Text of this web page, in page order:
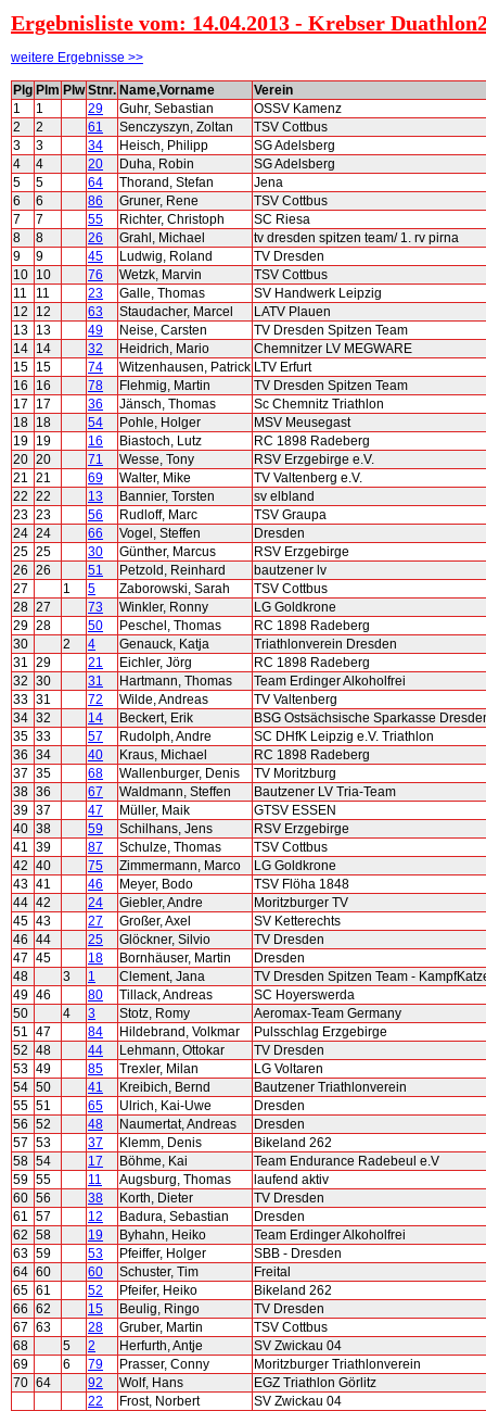
Ergebnisliste vom: 14.04.2013 - Krebser
weitere Ergebnisse >>
Plg Plm Plw Stnr. Name,Vorname
Verein
1
1 29 Guhr, Sebastian
OSSV Kamenz
2
2 61 Senczyszyn, Zoltan
TSV Cottbus
3
3 34 Heisch, Philipp
SG Adelsberg
4
4 20 Duha, Robin
SG Adelsberg
5
5 64 Thorand, Stefan
Jena
6
6 86 Gruner, Rene
TSV Cottbus
7
7 55 Richter, Christoph
SC Riesa
8
8 26 Grahl, Michael
tv dresden spitzen team/ 1. rv pirna
9
9 45 Ludwig, Roland
TV Dresden
10 10 76 Wetzk, Marvin
TSV Cottbus
11
11 23 Galle, Thomas
SV Handwerk Leipzig
12
12 63 Staudacher, Marcel
LATV Plauen
13 13 49 Neise, Carsten
TV Dresden Spitzen Team
14 14 32 Heidrich, Mario
Chemnitzer LV MEGWARE
15 15 74 Witzenhausen, Patrick LTV Erfurt
16
16 78 Flehmig, Martin
TV Dresden Spitzen Team
17
17 36 Jänsch, Thomas
Sc Chemnitz Triathlon
18 18 54 Pohle, Holger
MSV Meusegast
19 19 16 Biastoch, Lutz
RC 1898 Radeberg
20 20 71 Wesse, Tony
RSV Erzgebirge e.V.
21 21 69 Walter, Mike
TV Valtenberg e.V.
22 22 13 Bannier, Torsten
sv elbland
23 23 56 Rudloff, Marc
TSV Graupa
24 24 66 Vogel, Steffen
Dresden
25 25 30 Günther, Marcus
RSV Erzgebirge
26 26 51 Petzold, Reinhard
bautzener lv
27
1 5 Zaborowski, Sarah
TSV Cottbus
28 27 73 Winkler, Ronny
LG Goldkrone
29 28 50 Peschel, Thomas
RC 1898 Radeberg
30
2 4 Genauck, Katja
Triathlonverein Dresden
31 29 21 Eichler, Jörg
RC 1898 Radeberg
32 30 31 Hartmann, Thomas
Team Erdinger Alkoholfrei
33 31 72 Wilde, Andreas
TV Valtenberg
34 32 14 Beckert, Erik
BSG Ostsächsische Sparkasse
35 33 57 Rudolph, Andre
SC DHfK Leipzig e.V. Triathlon
36 34 40 Kraus, Michael
RC 1898 Radeberg
37 35 68 Wallenburger, Denis
TV Moritzburg
38 36 67 Waldmann, Steffen
Bautzener LV Tria-Team
39 37 47 Müller, Maik
GTSV ESSEN
40 38 59 Schilhans, Jens
RSV Erzgebirge
41 39 87 Schulze, Thomas
TSV Cottbus
42 40 75 Zimmermann, Marco
LG Goldkrone
43 41 46 Meyer, Bodo
TSV Flöha 1848
44 42 24 Giebler, Andre
Moritzburger TV
45 43 27 Großer, Axel
SV Ketterechts
46 44 25 Glöckner, Silvio
TV Dresden
47 45 18 Bornhäuser, Martin
Dresden
48
3 1 Clement, Jana
TV Dresden Spitzen Team -
49 46 80 Tillack, Andreas
SC Hoyerswerda
50
4 3 Stotz, Romy
Aeromax-Team Germany
51 47 84 Hildebrand, Volkmar
Pulsschlag Erzgebirge
52 48 44 Lehmann, Ottokar
TV Dresden
53 49 85 Trexler, Milan
LG Voltaren
54 50 41 Kreibich, Bernd
Bautzener Triathlonverein
55 51 65 Ulrich, Kai-Uwe
Dresden
56 52 48 Naumertat, Andreas
Dresden
57 53 37 Klemm, Denis
Bikeland 262
58 54 17 Böhme, Kai
Team Endurance Radebeul e.V
59 55 11 Augsburg, Thomas
laufend aktiv
60 56 38 Korth, Dieter
TV Dresden
61 57 12 Badura, Sebastian
Dresden
62 58 19 Byhahn, Heiko
Team Erdinger Alkoholfrei
63 59 53 Pfeiffer, Holger
SBB - Dresden
64 60 60 Schuster, Tim
Freital
65 61 52 Pfeifer, Heiko
Bikeland 262
66 62 15 Beulig, Ringo
TV Dresden
67 63 28 Gruber, Martin
TSV Cottbus
68
5 2 Herfurth, Antje
SV Zwickau 04
69
6 79 Prasser, Conny
Moritzburger Triathlonverein
70 64 92 Wolf, Hans
EGZ Triathlon Görlitz
22
Frost, Norbert
SV Zwickau 04